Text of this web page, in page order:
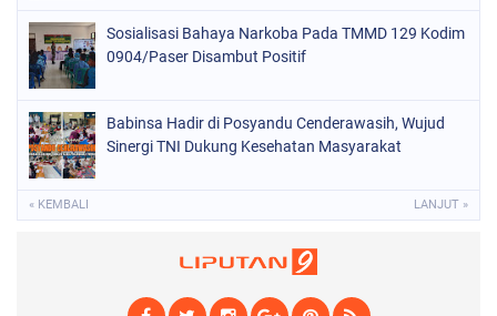
Sosialisasi Bahaya Narkoba Pada TMMD 129 Kodim
0904/Paser Disambut Positif
Babinsa Hadir di Posyandu Cenderawasih, Wujud
Sinergi TNI Dukung Kesehatan Masyarakat
« KEMBALI LANJUT »